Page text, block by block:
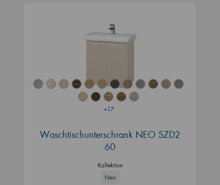
+17
Waschtischunterschrank NEO SZD2
60
Kollektion
Neo